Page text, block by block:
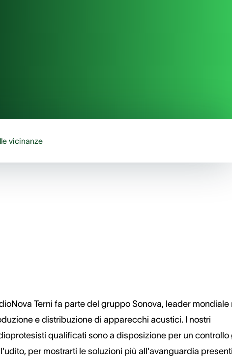
vicinanze
Terni fa parte del gruppo Sonova, leader mondiale
e distribuzione di apparecchi acustici. I nostri
qualificati sono a disposizione per un controllo
per mostrarti le soluzioni più all'avanguardia